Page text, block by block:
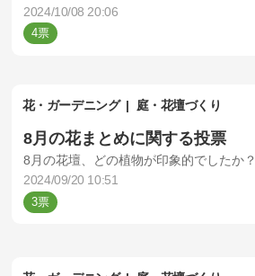
2024/10/08 20:06
4
花・ガーデニング 庭・花壇づくり
8月の花まとめに関する投票
8月の花壇、どの植物が印象的でしたか？
2024/09/20 10:51
3